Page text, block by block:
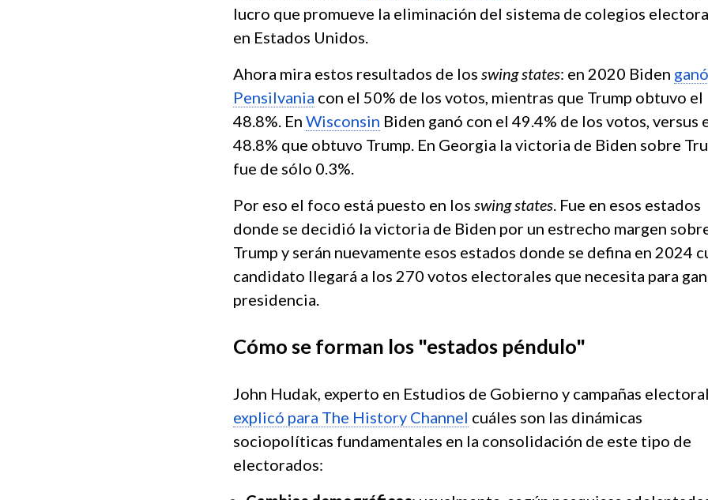
lucro que promueve la eliminación del sistema de colegios
en Estados Unidos.
Ahora mira estos resultados de los swing states: en 2020 Biden
Pensilvania con el 50% de los votos, mientras que Trump obtuvo el
48.8%. En Wisconsin Biden ganó con el 49.4% de los votos, versus
48.8% que obtuvo Trump. En Georgia la victoria de Biden sobre
fue de sólo 0.3%.
Por eso el foco está puesto en los swing states . Fue en esos estados
donde se decidió la victoria de Biden por un estrecho margen
Trump y serán nuevamente esos estados donde se defina en 2024
candidato llegará a los 270 votos electorales que necesita para
presidencia.
Cómo se forman los "estados péndulo"
John Hudak, experto en Estudios de Gobierno y campañas
explicó para The History Channel cuáles son las dinámicas
sociopolíticas fundamentales en la consolidación de este tipo de
electorados: